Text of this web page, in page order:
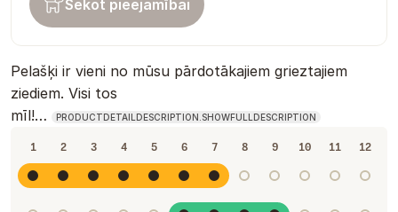
Sekot pieejamībai
Pelašķi ir vieni no mūsu pārdotākajiem grieztajiem
ziediem. Visi tos
mīl!…
PRODUCTDETAILDESCRIPTION.SHOWFULLDESCRIPTION
1 2 3 4 5 6 7 8 9 10 11 12